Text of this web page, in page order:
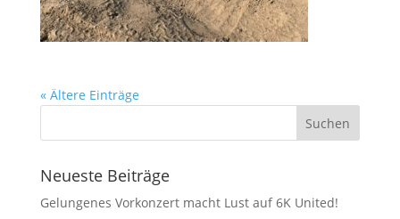
« Ältere Einträge
Neueste Beiträge
Gelungenes Vorkonzert macht Lust auf 6K United!